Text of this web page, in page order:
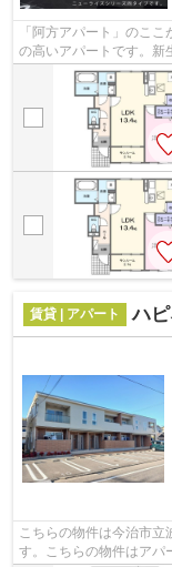
「阿方アパート」のこ
の高いアパートです。新
環境が整っており、快適
賃貸 | アパート ハ
こちらの物件は今治市
す。こちらの物件はアパ